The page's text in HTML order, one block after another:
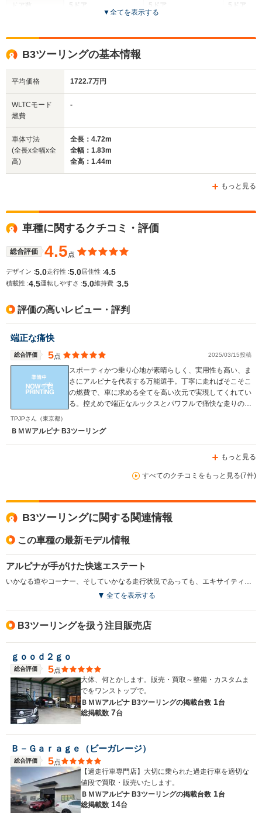
サイズ
(全長x全幅x全高)
WLTCモード
燃費
排気量
駆動方式
5ドア
全高
-m
13.0km/L
└市街地:-
└郊外:-
2992～2993cc
4WD
5ドア
全高
-
5ドア
全
▼全てを表示する
B3ツーリングの基本情報
平均価格 1722.7万円
WLTCモード
燃費
-
車体寸法
(全長x全幅x全
高)
全長：4.72m
全幅：1.83m
全高：1.44m
もっと見る
車種に関するクチコミ・評価
総合評価 4.5点
デザイン :5.0走行性 :5.0居住性 :4.5
積載性 :4.5運転しやすさ :5.0維持費 :3.5
評価の高いレビュー・評判
端正な痛快
総合評価 5点 2025/03/15投稿
スポーティかつ乗り心地が素晴らしく、実用性も高い、ま
さにアルピナを代表する万能選手。丁寧に走ればそこそこ
の燃費で、車に求める全てを高い次元で実現してくれてい
る。控えめで端正なルックスとパワフルで痛快な走りの組
は最後のアルピナとしてB3GTツーリングをオーダー済
TPJPさん （東京都）
ＢＭＷアルピナ B3ツーリング
もっと見る
すべてのクチコミをもっと見る(7件)
B3ツーリングに関する関連情報
この車種の最新モデル情報
アルピナが手がけた快速エステート
全てを表示する
B3ツーリングを扱う注目販売店
ｇｏｏｄ２ｇｏ
総合評価 5点
大体、何とかします。販売・買取～整備・カスタムま
でをワンストップで。
ＢＭＷアルピナ B3ツーリングの掲載台数 1台
総掲載数 7台
Ｂ－Ｇａｒａｇｅ（ビーガレージ）
総合評価 5点
【過走行車専門店】大切に乗られた過走行車を適切な
値段で買取・販売いたします。
ＢＭＷアルピナ B3ツーリングの掲載台数 1台
総掲載数 14台